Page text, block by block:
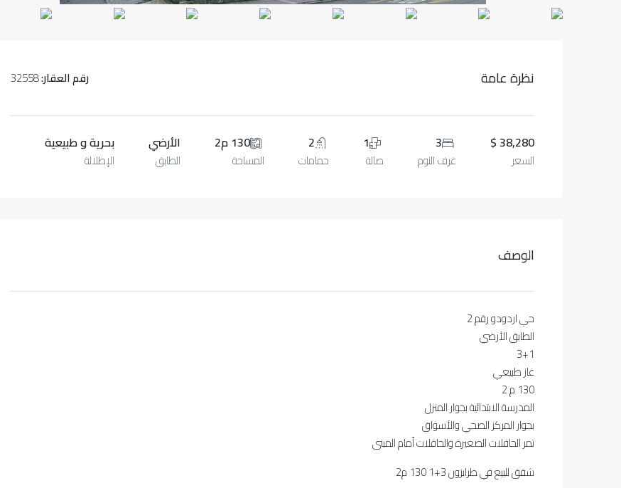
نظرة عامة رقم العقار:
38,280 $
السعر
3
غرف النوم
1
صالة
2
حمامات
130 م2
المساحة
الأرضي
الطابق
بحرية و طبيعية
الإطلالة
الوصف
حي اردودو رقم 2
الطابق الأرضي
3+1
غاز طبيعي
130 م 2
المدرسة الابتدائية بجوار المنزل
بجوار المركز الصحي والأسواق
تمر الحافلات الصغيرة والحافلات أمام المبنى
شقق للبيع في طرابزون 3+1 130 م2